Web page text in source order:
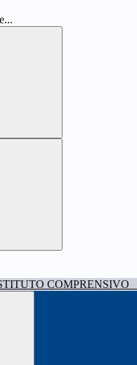
COMPRENSIVO